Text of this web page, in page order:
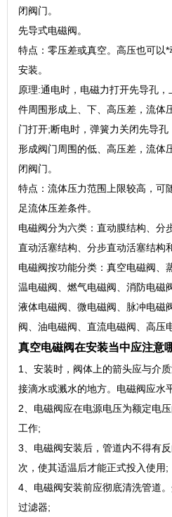
闭阀门。
先导式电磁阀。
特点：零压差或真空。高压也可以
安装。
原理:通电时，电磁力打开先导孔
件周围形成上、下、高压差，流体
门打开;断电时，弹簧力关闭先导
形成阀门周围的低、高压差，流体
闭阀门。
特点：流体压力范围上限较高，可
足流体压差条件。
电磁阀分为六类：直动膜结构、分
直动活塞结构、分步直动活塞结构
电磁阀按功能分类：真空电磁阀、
温电磁阀、燃气电磁阀、消防电磁
液体电磁阀、微电磁阀、脉冲电磁
阀、油电磁阀、直流电磁阀、高压
真空电磁阀在安装当中应注意
1、安装时，阀体上的箭头应与介
接滴水或溅水的地方。电磁阀应水
2、电磁阀应在电源电压为额定电
工作;
3、电磁阀安装后，管道内不得有
次，使其适温后才能正式投入使用;
4、电磁阀安装前应彻底清洗管道
过滤器;